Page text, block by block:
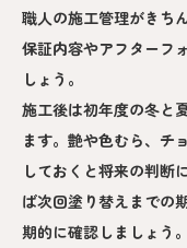
職人の施工管理がきち
保証内容やアフターフ
しょう。
施工後は初年度の冬と
ます。艶や色むら、チ
しておくと将来の判断
ば次回塗り替えまでの
期的に確認しましょう。